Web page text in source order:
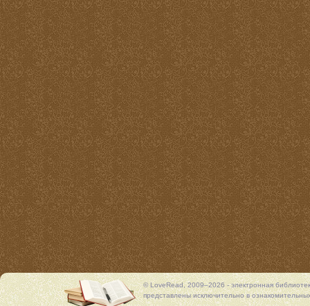
© LoveRead, 2009–2026 - электронная
представлены исключительно в